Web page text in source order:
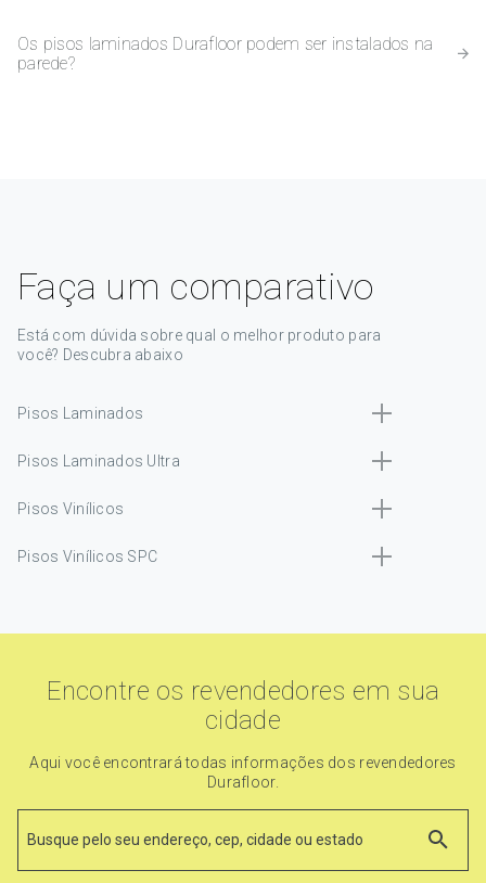
Os pisos laminados Durafloor podem ser instalados na
parede?
Faça um comparativo
Está com dúvida sobre qual o melhor produto para
você? Descubra abaixo
Pisos Laminados
Pisos Laminados Ultra
Pisos Vinílicos
Pisos Vinílicos SPC
Encontre os revendedores em sua
cidade
Aqui você encontrará todas informações dos revendedores
Durafloor.